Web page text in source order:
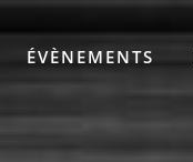
ÉVÈNEMENTS